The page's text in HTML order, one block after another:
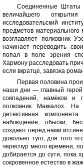
Соединенные Штаты
величайшего
исследовательский
предметов
возглавляет полковник
начинает переводить
попал в поле зрения
Хармону расследовать
если вкратце, завязка
Первая половина
наши дни — главный герой
совпадений, намёков и
полковник Маккалох.
детективная
наблюдение, обыски,
создают перед нами
довольно туго, для того
чересчур много времени,
добирается до сути, пока
сокровенное естество в